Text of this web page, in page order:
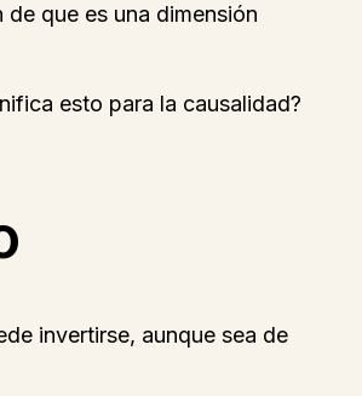
que es una dimensión
esto para la causalidad?
invertirse, aunque sea de